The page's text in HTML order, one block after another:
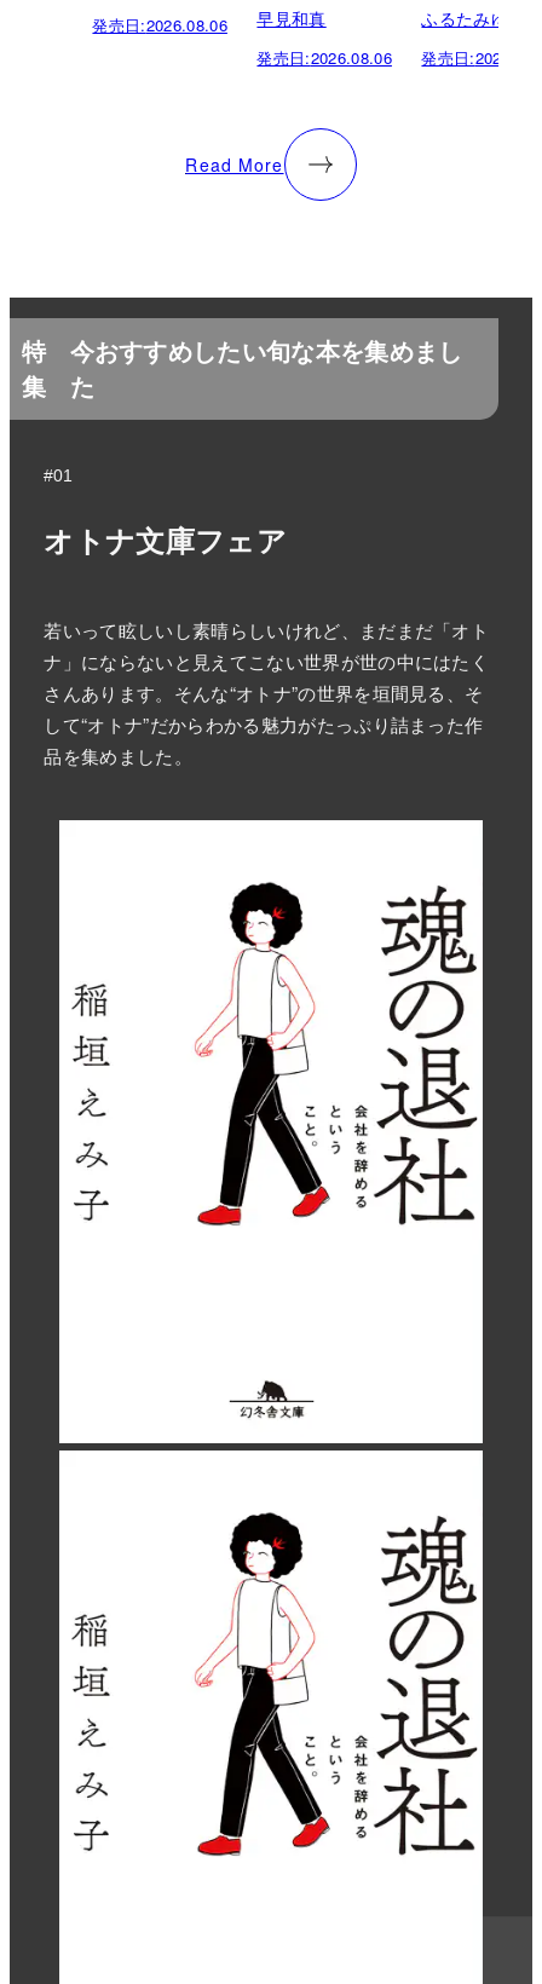
発売日:2026.08.06 早見和真
発売日:2026.08.06
ふるたみゆき
発売日:
Read More
特
集
今おすすめしたい旬な本を集めまし
た
#01
オトナ文庫フェア
若いって眩しいし素晴らしいけれど、まだまだ「オト
ナ」にならないと見えてこない世界が世の中にはたく
さんあります。そんな“オトナ”の世界を垣間見る、そ
して“オトナ”だからわかる魅力がたっぷり詰まった作
品を集めました。